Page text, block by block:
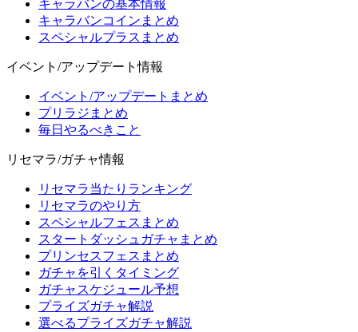
キャラバンの基本情報
キャラバンコインまとめ
スペシャルプラスまとめ
イベント/アップデート情報
イベント/アップデートまとめ
プリラジまとめ
毎日やるべきこと
リセマラ/ガチャ情報
リセマラ当たりランキング
リセマラのやり方
スペシャルフェスまとめ
スタートダッシュガチャまとめ
プリンセスフェスまとめ
ガチャを引くタイミング
ガチャスケジュール予想
プライズガチャ解説
選べるプライズガチャ解説